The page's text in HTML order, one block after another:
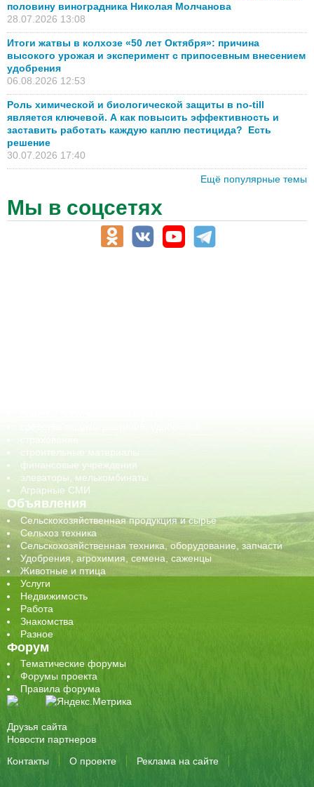
половину виноградника Николая Молчанова
28.07.2026 13:08
Итоги жатвы в колхозе «50 лет Октября»: причина
высокого урожая и эксперимент с припосевным внесением
удобрения
06.08.2026 12:53
Роль химической и биологической защиты в no-till
является ключевой. А как повысить эффективность и
заставить работать каждую каплю пестицида? Есть
решение
30.07.2026 17:40
Ещё популярные темы
Мы в соцсетях
строительные материалы
финансовые учреждения
элеваторы, мелькомбинаты
Аграрные СМИ
Объявления
Сельскохозяйственная продукция и сырье
Сельхоз техника
Сельскохозяйственная техника, оборудование, запчасти
Удобрения, агрохимия, семена, саженцы
Животные и птица
Услуги
Недвижимость
Работа
Знакомства
Разное
Форум
Тематические форумы
Форумы проекта
Правила форума
Друзья сайта
Новости партнеров
Контакты
О проекте Реклама на сайте